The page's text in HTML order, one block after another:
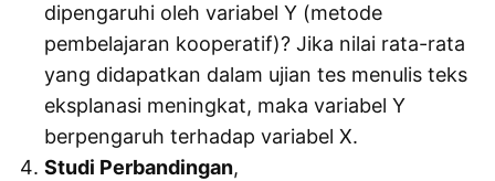
dipengaruhi oleh variabel Y (metode
pembelajaran kooperatif)? Jika nilai rata-rata
yang didapatkan dalam ujian tes menulis teks
eksplanasi meningkat, maka variabel Y
berpengaruh terhadap variabel X.
Studi Perbandingan,